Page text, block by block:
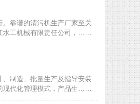
靠谱的清污机生产厂家至关
水工机械有限责任公司，……
制造、批量生产及指导安装
现代化管理模式，产品生……